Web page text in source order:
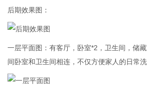
后期效果图：
一层平面图：有客厅，卧室*2，卫生间，储
间卧室和卫生间相连，不仅方便家人的日常